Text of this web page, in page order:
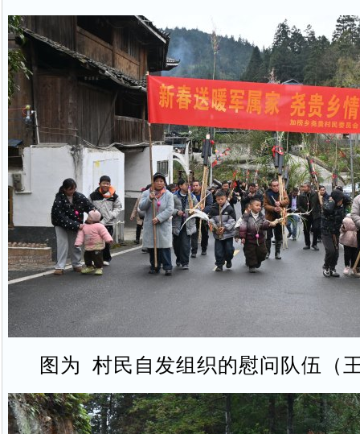
图为 村民自发组织的慰问队伍（